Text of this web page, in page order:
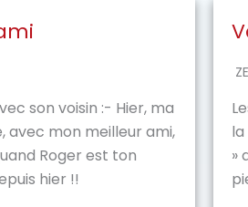
son voisin :- Hier, ma
avec mon meilleur ami,
Roger est ton
hier !!
»